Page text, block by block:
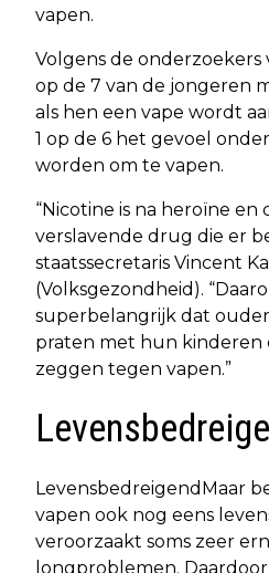
vapen.
Volgens de onderzoekers
op de 7 van de jongeren
als hen een vape wordt
1 op de 6 het gevoel
worden om te vapen.
“Nicotine is na heroïne en
verslavende drug die er
staatssecretaris Vincent
(Volksgezondheid).
superbelangrijk dat
praten met hun kinderen
zeggen tegen vapen.”
LevensbedreigendMaar
vapen ook nog eens
veroorzaakt soms zeer
longproblemen.